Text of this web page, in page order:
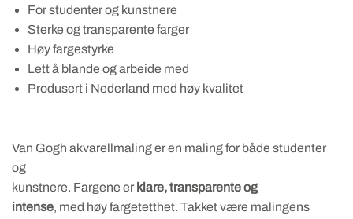
For studenter og kunstnere
Sterke og transparente farger
Høy fargestyrke
Lett å blande og arbeide med
Produsert i Nederland med høy kvalitet
Van Gogh akvarellmaling er en maling for både studenter
og
kunstnere. Fargene er klare, transparente og
intense, med høy fargetetthet. Takket være malingens